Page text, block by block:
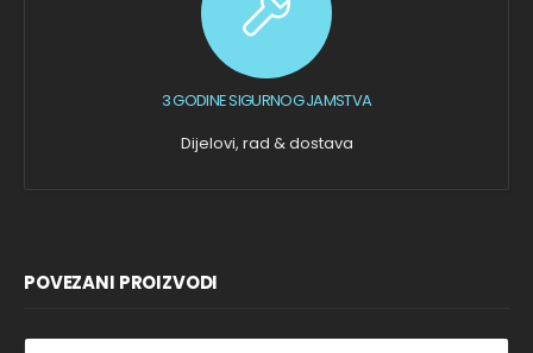
3 GODINE SIGURNOG JAMSTVA
Dijelovi, rad & dostava
POVEZANI PROIZVODI